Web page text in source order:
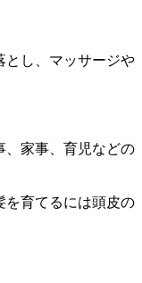
とし、マッサージや
、家事、育児などの
を育てるには頭皮の